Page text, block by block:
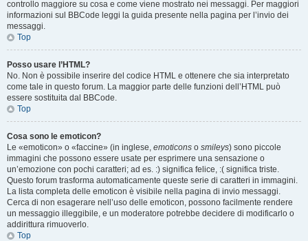
controllo maggiore su cosa e come viene mostrato nei messaggi. Per maggiori
informazioni sul BBCode leggi la guida presente nella pagina per l’invio dei
messaggi.
Top
Posso usare l’HTML?
No. Non è possibile inserire del codice HTML e ottenere che sia interpretato
come tale in questo forum. La maggior parte delle funzioni dell’HTML può
essere sostituita dal BBCode.
Top
Cosa sono le emoticon?
Le «emoticon» o «faccine» (in inglese, emoticons o smileys) sono piccole
immagini che possono essere usate per esprimere una sensazione o
un’emozione con pochi caratteri; ad es. :) significa felice, :( significa triste.
Questo forum trasforma automaticamente queste serie di caratteri in immagini.
La lista completa delle emoticon è visibile nella pagina di invio messaggi.
Cerca di non esagerare nell’uso delle emoticon, possono facilmente rendere
un messaggio illeggibile, e un moderatore potrebbe decidere di modificarlo o
addirittura rimuoverlo.
Top